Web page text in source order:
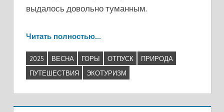
выдалось довольно туманным.
Читать полностью…
2025 ВЕСНА ГОРЫ ОТПУСК
ПРИРОДА
ПУТЕШЕСТВИЯ
ЭКОТУРИЗМ